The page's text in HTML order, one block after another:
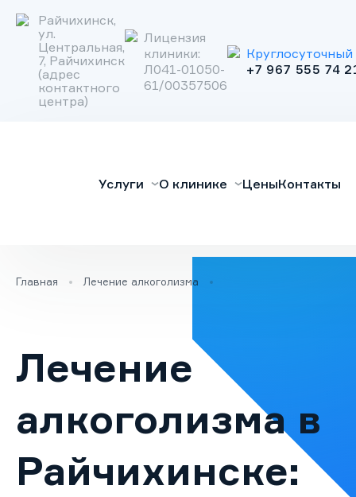
Поиск услуги
Очистить
Кодирование
О клинике
Цены
Контакты
Лицензия клиники:
Л041-01050-
61/00357506
Райчихинск,
ул.
Центральная,
7, Райчихинск
(адрес
контактного
центра)
Лицензия
клиники:
Л041-01050-
61/00357506
+7 967 555 74
Услуги О клинике ЦеныКонтакты
Главная Лечение алкоголизма
Лечение
алкоголизма в
Райчихинске: